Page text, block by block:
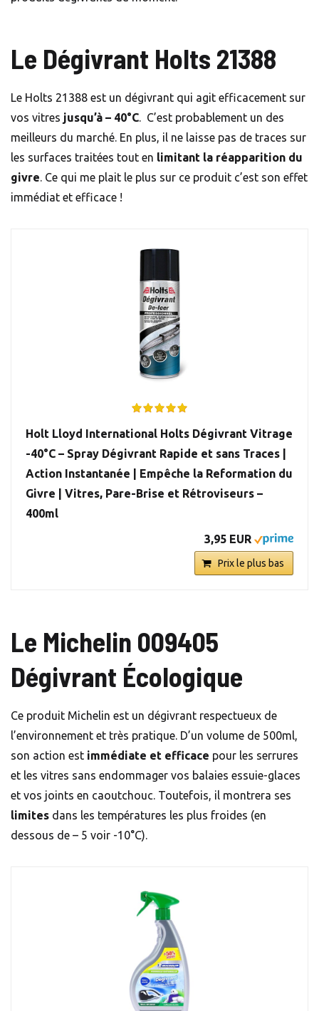
Le Dégivrant Holts 21388
Le Holts 21388 est un dégivrant qui agit efficacement sur
vos vitres jusqu’à – 40°C. C’est probablement un des
meilleurs du marché. En plus, il ne laisse pas de traces sur
les surfaces traitées tout en limitant la réapparition du
givre. Ce qui me plait le plus sur ce produit c’est son effet
immédiat et efficace !
Holt Lloyd International Holts Dégivrant Vitrage
-40°C – Spray Dégivrant Rapide et sans Traces |
Action Instantanée | Empêche la Reformation du
Givre | Vitres, Pare-Brise et Rétroviseurs –
400ml
3,95 EUR
Prix le plus bas
Le Michelin 009405
Dégivrant Écologique
Ce produit Michelin est un dégivrant respectueux de
l’environnement et très pratique. D’un volume de 500ml,
son action est immédiate et efficace pour les serrures
et les vitres sans endommager vos balaies essuie-glaces
et vos joints en caoutchouc. Toutefois, il montrera ses
limites dans les températures les plus froides (en
dessous de – 5 voir -10°C).